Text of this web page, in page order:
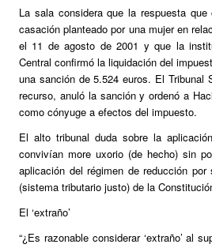
La sala considera que la respuesta
casación planteado por una mujer en
el 11 de agosto de 2001 y que la
Central confirmó la liquidación del
una sanción de 5.524 euros. El
recurso, anuló la sanción y ordenó a
como cónyuge a efectos del impuesto.
El alto tribunal duda sobre la
convivían more uxorio (de hecho) sin
aplicación del régimen de reducción
(sistema tributario justo) de la
El ‘extraño’
“¿Es razonable considerar ‘extraño’ al
dute